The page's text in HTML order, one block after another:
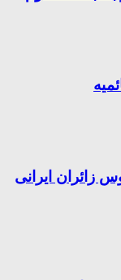
زائران ایرانی